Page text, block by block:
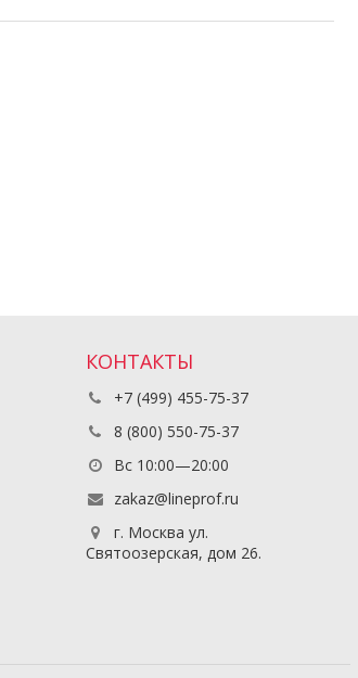
КОНТАКТЫ
+7 (499) 455-75-37
8 (800) 550-75-37
Вс 10:00—20:00
zakaz@lineprof.ru
г. Москва ул.
Святоозерская, дом 26.